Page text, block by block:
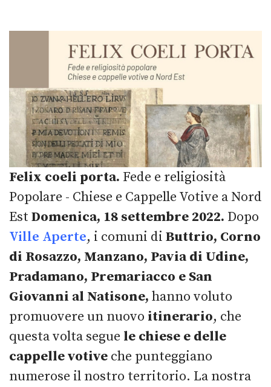
Felix coeli porta. Fede e religiosità
Popolare - Chiese e Cappelle Votive a Nord
Est Domenica, 18 settembre 2022. Dopo
Ville Aperte, i comuni di Buttrio, Corno
di Rosazzo, Manzano, Pavia di Udine,
Pradamano, Premariacco e San
Giovanni al Natisone, hanno voluto
promuovere un nuovo itinerario, che
questa volta segue le chiese e delle
cappelle votive che punteggiano
numerose il nostro territorio. La nostra